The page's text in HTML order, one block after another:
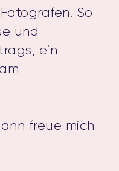
So
und
ein
freue mich